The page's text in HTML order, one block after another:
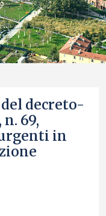
decreto-
69,
in